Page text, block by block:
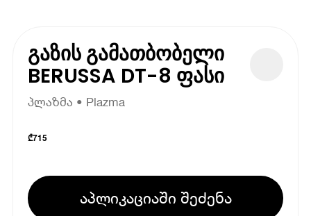
გაზის გამათბობელი
BERUSSA DT-8 ფასი
პლაზმა • Plazma
₾715
აპლიკაციაში შეძენა